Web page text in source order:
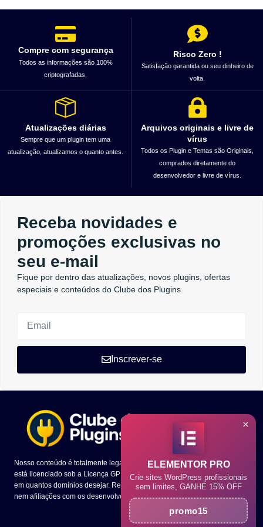
Compre com segurança
Todos as informações são 100%
criptografadas.
Risco Zero !
Satisfação garantida ou seu dinheiro de
volta.
Atualizações diárias
Sempre que um plugin tem uma
atualização, atualizamos o quanto antes.
Arquivos originais e livre de
vírus
Todos os Plugin e Temas são Originais,
comprados diretamente do
desenvolvedor e livre de vírus.
Receba novidades e
promoções exclusivas no
seu e-mail
Fique por dentro das atualizações, novos plugins, ofertas
especiais e conteúdos do Clube dos Plugins.
Inscrever-se
Nosso conteúdo é totalmente legal e todo o código dos temas e plugins
está licenciado sob a Licença GPL. Você tem a liberdade de utilizá-los
em quantos domínios desejar. Ressaltamos que não mantemos parcerias
nem afiliações com os desenvolvedores presentes em nosso site.
×
ELEMENTOR PRO
Crie sites WordPress profissionais
sem limites, GANHE 15% OFF
promo15